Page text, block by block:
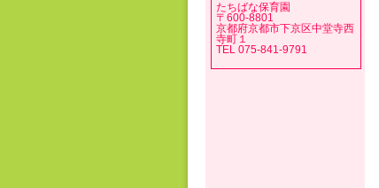
たちばな保育園
〒600-8801
京都府京都市下京区中堂寺西
寺町１
TEL 075-841-9791